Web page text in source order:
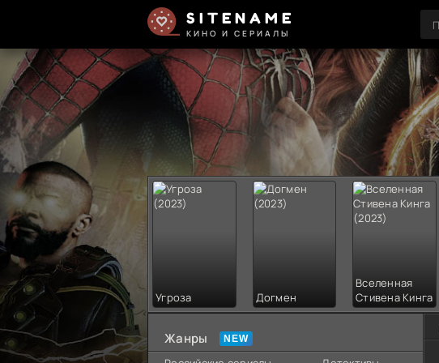
SITENAME
КИНО И СЕРИАЛЫ
Угроза Догмен
Вселенная
Стивена Кинга
Жанры